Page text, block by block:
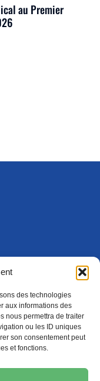
des technologies
aux informations des
nous permettra de traiter
ou les ID uniques
son consentement peut
et fonctions.
au Premier
15